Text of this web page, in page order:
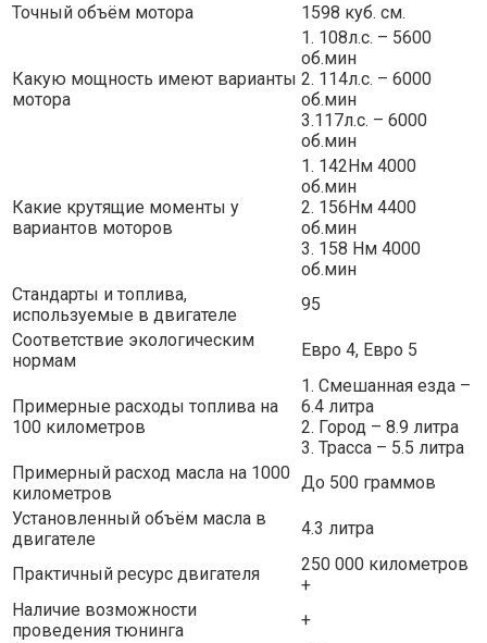
Точный объём мотора
1598 куб. см.
Какую мощность имеют варианты
мотора
1. 108л.с. – 5600
об.мин
2. 114л.с. – 6000
об.мин
3.117л.с. – 6000
об.мин
Какие крутящие моменты у
вариантов моторов
1. 142Нм 4000
об.мин
2. 156Нм 4400
об.мин
3. 158 Нм 4000
об.мин
Стандарты и топлива,
используемые в двигателе
95
Соответствие экологическим
нормам
Евро 4, Евро 5
Примерные расходы топлива на
100 километров
1. Смешанная езда –
6.4 литра
2. Город – 8.9 литра
3. Трасса – 5.5 литра
Примерный расход масла на 1000
километров
До 500 граммов
Установленный объём масла в
двигателе
4.3 литра
Практичный ресурс двигателя
250 000 километров
+
Наличие возможности
проведения тюнинга
+